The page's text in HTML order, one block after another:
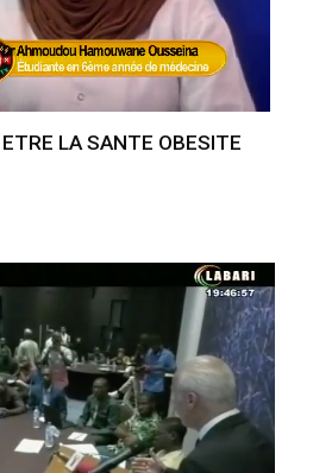
LA SANTE OBESITE